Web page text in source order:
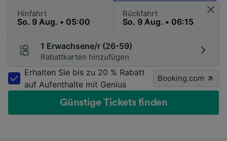
Hinfahrt Rückfahrt
1 Erwachsene/r (26-59)
Rabattkarten hinzufügen
Erhalten Sie bis zu 20 % Rabatt
auf Aufenthalte mit Genius
Booking.com
Günstige Tickets finden